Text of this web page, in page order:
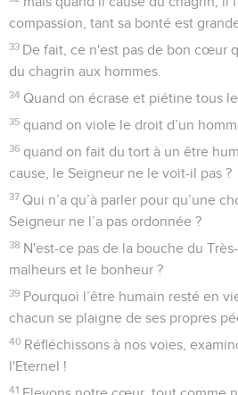
prêtres n’ont pas été respectés, on
anciens.
Nos yeux s’épuisaient encore à
venait pas, notre regard s’était
incapable de nous délivrer.
18 Ils nous ont pourchassés pour
nos places. Le terme de notre
notre vie a pris fin. Oui, le terme de
arrivé !
19
Ceux qui nous poursuivaient
aigles du ciel. Ils nous ont talonnés
nous ont tendu des embuscades
Celui dont dépendait notre vie,
désigné par onction, a été pris dans
les nations. »